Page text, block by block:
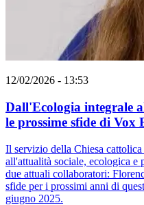
12/02/2026 - 13:53
Dall'Ecologia integrale
le prossime sfide di Vox
Il servizio della Chiesa
all'attualità sociale, ecologica e
due attuali collaboratori:
sfide per i prossimi anni di
giugno 2025.